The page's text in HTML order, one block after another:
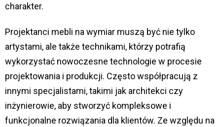
charakter.
Projektanci mebli na wymiar muszą być nie tylko
artystami, ale także technikami, którzy potrafią
wykorzystać nowoczesne technologie w procesie
projektowania i produkcji. Często współpracują z
innymi specjalistami, takimi jak architekci czy
inżynierowie, aby stworzyć kompleksowe i
funkcjonalne rozwiązania dla klientów. Ze względu na